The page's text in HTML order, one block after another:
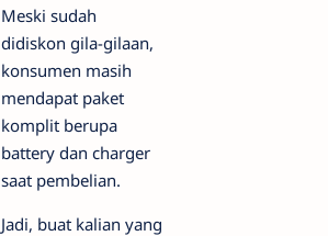
Meski sudah
didiskon gila-gilaan,
konsumen masih
mendapat paket
komplit berupa
battery dan charger
saat pembelian.
Jadi, buat kalian yang